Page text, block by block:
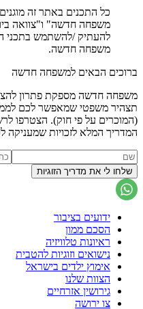
כל התכנים באתר זה
משפחה חדשה" ו"צוואה
להעתיק /להשתמש בתכני
משפחה חדשה.
ברוכים הבאים למשפחה חדשה
משפחה חדשה מספקת פתרון
תצהיר משפטי שמאפשר לכם
(המוכרים על פי חוק). הצטרפו
המדריך המלא לזכויות שמעניקה
ידועים בציבור
הסכם ממון
ראיונות טלוויזיה
נישואים וזוגיות להטבית
אימוץ ילדים בישראל
הצוות שלנו
גירושין אזרחיים
צו ירושה